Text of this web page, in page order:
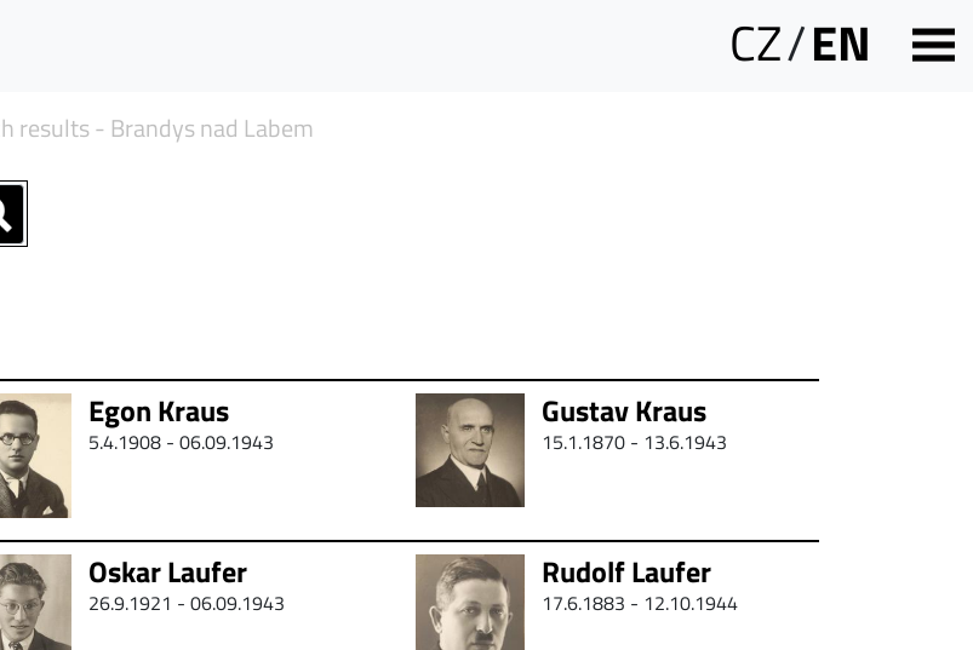
CZ/EN
results - Brandys nad Labem
Egon Kraus
5.4.1908 - 06.09.1943
Gustav Kraus
15.1.1870 - 13.6.1943
Oskar Laufer
26.9.1921 - 06.09.1943
Rudolf Laufer
17.6.1883 - 12.10.1944